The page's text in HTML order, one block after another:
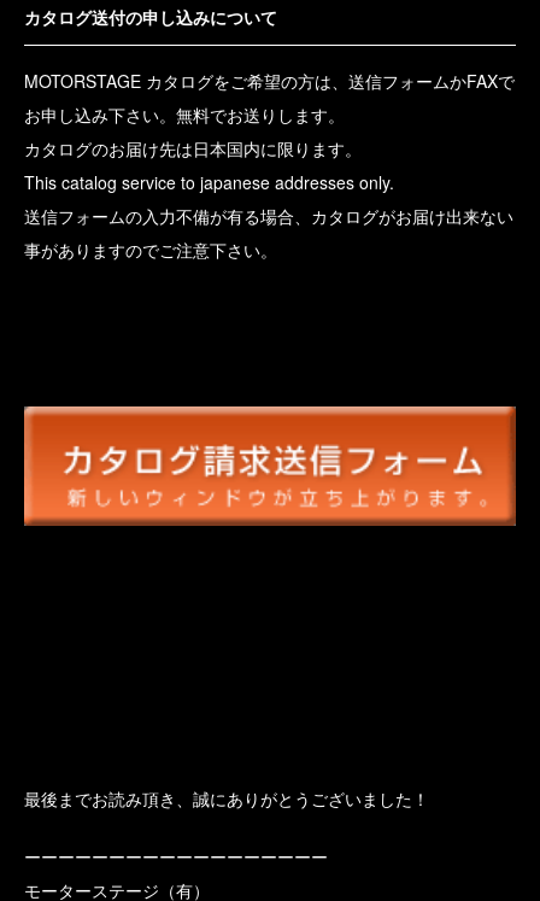
カタログ送付の申し込みについて
MOTORSTAGE カタログをご希望の方は、送信フォームかFAXで
お申し込み下さい。無料でお送りします。
カタログのお届け先は日本国内に限ります。
This catalog service to japanese addresses only.
送信フォームの入力不備が有る場合、カタログがお届け出来ない
事がありますのでご注意下さい。
最後までお読み頂き、誠にありがとうございました！
ーーーーーーーーーーーーーーーーーー
モーターステージ（有）